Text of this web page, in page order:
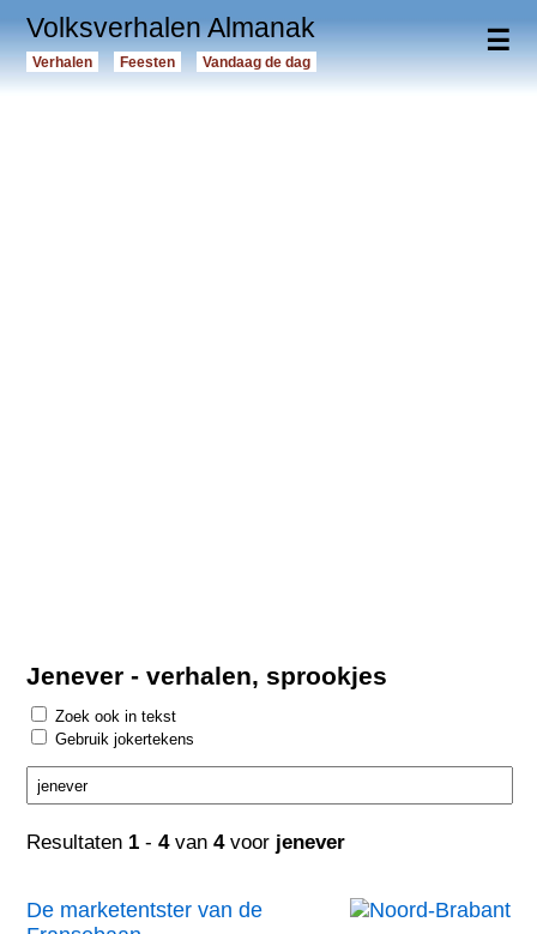
☰
Volksverhalen Almanak
Verhalen Feesten Vandaag de dag
Jenever - verhalen, sprookjes
Zoek ook in tekst
Gebruik jokertekens
Resultaten 1 -4van4voor jenever
De marketentster van de